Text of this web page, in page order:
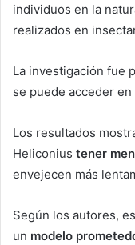
individuos en la
realizados en
La investigación fue
se puede acceder
Los resultados
Heliconius tener
envejecen más
Según los autores,
un modelo